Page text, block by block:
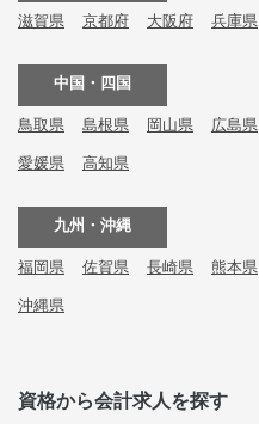
滋賀県 京都府 大阪府 兵庫県
中国・四国
鳥取県 島根県 岡山県 広島県
愛媛県 高知県
九州・沖縄
福岡県 佐賀県 長崎県 熊本県
沖縄県
資格から会計求人を探す